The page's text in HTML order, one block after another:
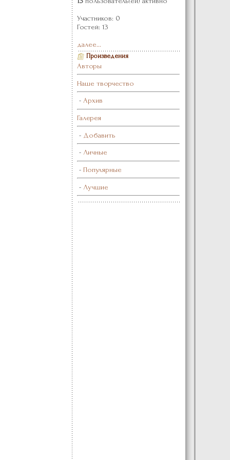
Участников: 0
Гостей: 13
далее...
Произведения
Авторы
Наше творчество
- Архив
Галерея
- Добавить
- Личные
- Популярные
- Лучшие